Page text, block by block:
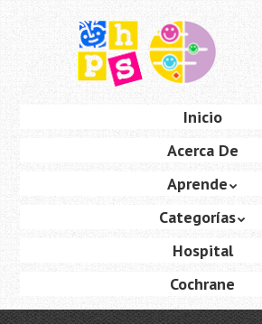
principal
Inicio
Acerca De
Aprende
Categorías
Hospital
Cochrane